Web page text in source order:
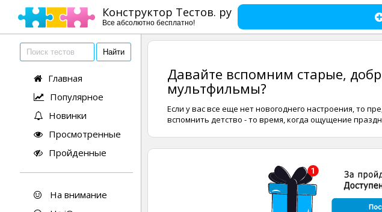
Конструктор Тестов. ру
Все абсолютно бесплатно!
Главная
Популярное
Новинки
Просмотренные
Пройденные
На внимание
Давайте вспомним старые,
мультфильмы?
Если у вас все еще нет новогоднего настроения, то
вспомнить детство - то время, когда ощущение